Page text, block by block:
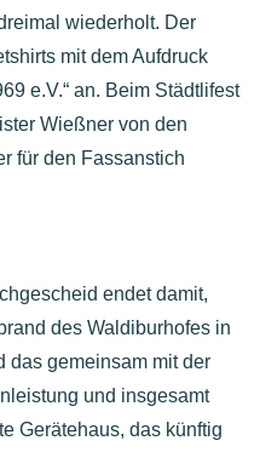
wiederholt. Der
mit dem Aufdruck
e.V.“ an. Beim Städtlifest
Wießner von den
für den Fassanstich
endet damit,
des Waldiburhofes in
das gemeinsam mit der
und insgesamt
Gerätehaus, das künftig